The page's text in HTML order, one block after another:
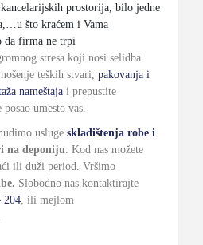
prostorija, bilo jedne
što kraćem i Vama
da firma ne trpi
stresa koji nosi selidba
teških stvari, pakovanja i
nameštaja i prepustite
umesto vas.
usluge skladištenja robe i
na deponiju Kod nas možete
ili duži period. Vršimo
Slobodno nas kontaktirajte
204 , ili mejlom